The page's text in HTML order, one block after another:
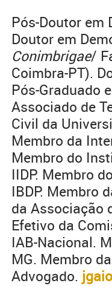
Pós-Doutor em
Doutor em
Conimbrigae/
Coimbra-PT).
Pós-Graduado
Associado de
Civil da
Membro da
Membro do
IIDP. Membro
IBDP. Membro
da Associação
Efetivo da
IAB-Nacional.
MG. Membro
Advogado.